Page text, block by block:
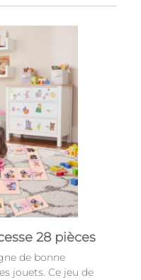
28 pièces
de bonne
jouets. Ce jeu de